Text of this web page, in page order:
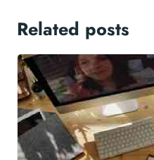
Related posts